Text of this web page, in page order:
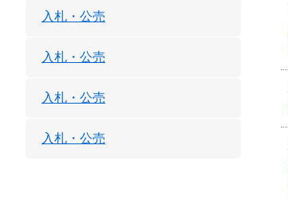
入札・公売
入札・公売
入札・公売
入札・公売